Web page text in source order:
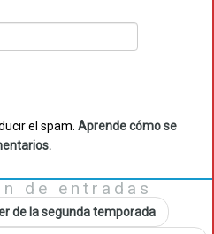
el spam. Aprende cómo se
de entradas
de la segunda temporada